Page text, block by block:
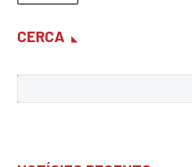
CERCA